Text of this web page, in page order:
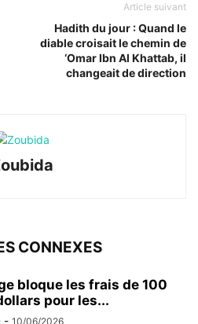
Article suivant
Hadith du jour : Quand le
diable croisait le chemin de
‘Omar Ibn Al Khattab, il
changeait de direction
CONNEXES
bloque les frais de 100
pour les...
- 10/06/2026